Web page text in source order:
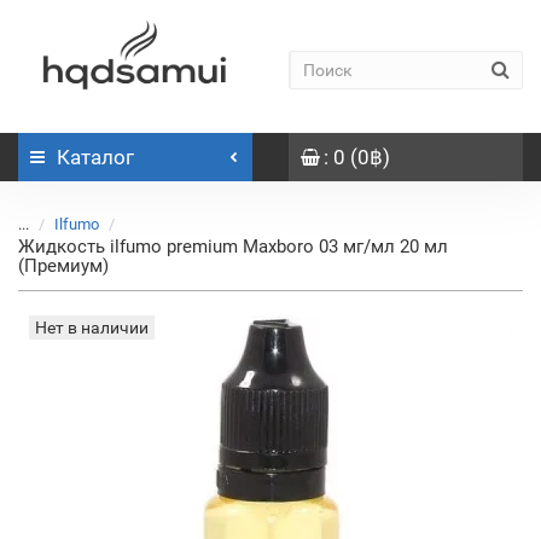
Каталог : 0 (0฿)
... Ilfumo
Жидкость ilfumo premium Maxboro 03 мг/мл 20 мл
(Премиум)
Нет в наличии